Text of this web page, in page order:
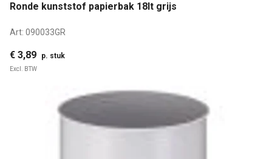
Ronde kunststof papierbak 18lt grijs
Art: 090033GR
€ 3,89 p. stuk
Excl. BTW